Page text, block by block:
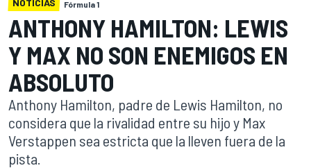
NOTICIAS Fórmula 1
ANTHONY HAMILTON: LEWIS
Y MAX NO SON ENEMIGOS EN
ABSOLUTO
Anthony Hamilton, padre de Lewis Hamilton, no
considera que la rivalidad entre su hijo y Max
Verstappen sea estricta que la lleven fuera de la
pista.